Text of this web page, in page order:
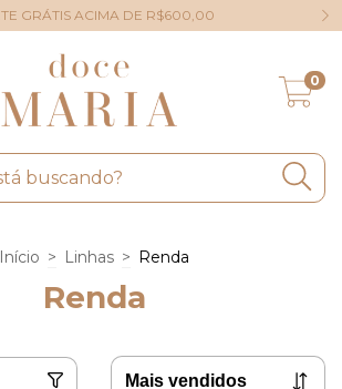
GRÁTIS ACIMA DE R$600,00
0
Início > Linhas > Renda
Renda